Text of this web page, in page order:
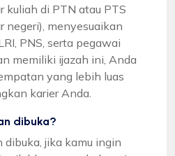
kuliah di PTN atau PTS
negeri), menyesuaikan
PNS, serta pegawai
memiliki ijazah ini, Anda
yang lebih luas
karier Anda.
dibuka?
dibuka, jika kamu ingin